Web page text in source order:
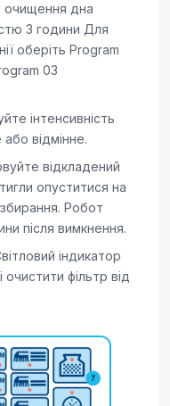
очищення дна
3 години Для
оберіть Program
03
інтенсивність
відмінне.
відкладений
опуститися на
Робот
після вимкнення.
індикатор
фільтр від